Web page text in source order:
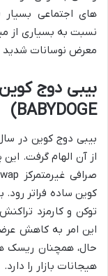
های اجتماعی
نسبت به بسیاری از
معرض نوسانات شدید
BABYDOGE)
از آن الهام گرفت. این
کوین ساده فراتر رود.
این امر به کاهش
حال، همچنان ریسک
هیجانات بازار را دارد.